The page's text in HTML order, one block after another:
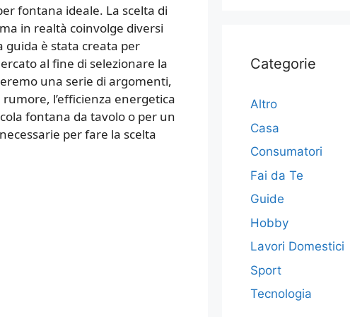
fontana ideale. La scelta di
in realtà coinvolge diversi
guida è stata creata per
al fine di selezionare la
una serie di argomenti,
l’efficienza energetica
fontana da tavolo o per un
per fare la scelta
Categorie
Altro
Casa
Consumatori
Fai da Te
Guide
Hobby
Lavori Domestici
Sport
Tecnologia